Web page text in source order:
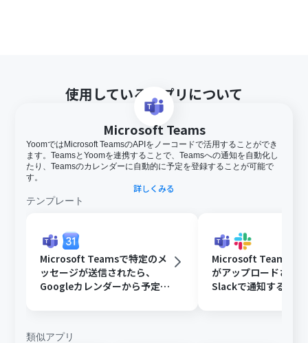
使用しているアプリについて
Microsoft Teams
YoomではMicrosoft TeamsのAPIをノーコードで活用することができ
ます。TeamsとYoomを連携することで、Teamsへの通知を自動化し
たり、Teamsのカレンダーに自動的に予定を登録することが可能で
す。
詳しくみる
テンプレート
Microsoft Teamsで特定のメ
ッセージが送信されたら、
Googleカレンダーから予定を
Microsoft Teamsに
がアップロードされ
Slackで通知する
類似アプリ